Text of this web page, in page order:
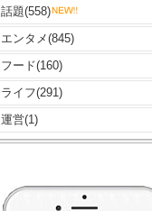
話題(558)
エンタメ(845)
フード(160)
ライフ(291)
運営(1)